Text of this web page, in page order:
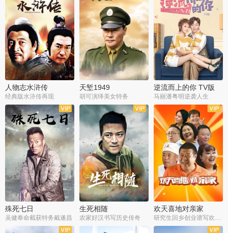
人物志水浒传
经典版水浒传再现
天堑1949
胡可演绎美女特务
逆流而上的你 TV版
马丽潘粤明逆袭人生
全34集
殊死七日
吴健奉命截获特务戴遂昌
全21集
生死相随
农家好汉书写历史传奇
全35集
欢天喜地对亲家
全21集 全30集